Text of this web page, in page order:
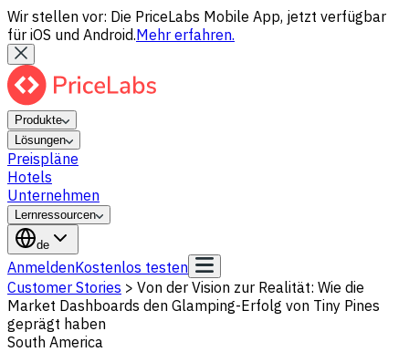
Wir stellen vor: Die PriceLabs Mobile App, jetzt verfügbar
für iOS und Android.Mehr erfahren.
Produkte
Lösungen
Preispläne
Hotels
Unternehmen
Lernressourcen
de
AnmeldenKostenlos testen
Customer Stories > Von der Vision zur Realität: Wie die
Market Dashboards den Glamping-Erfolg von Tiny Pines
geprägt haben
South America